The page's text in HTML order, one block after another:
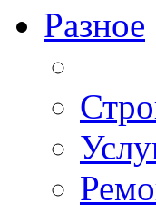
Разное